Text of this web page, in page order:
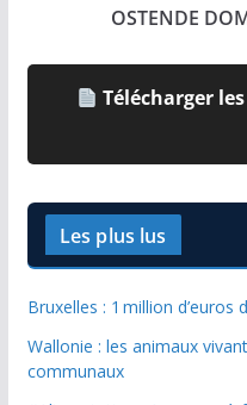
OSTENDE
Télécharger
Les plus lus
Bruxelles : 1 million d’euros
Wallonie : les animaux
communaux